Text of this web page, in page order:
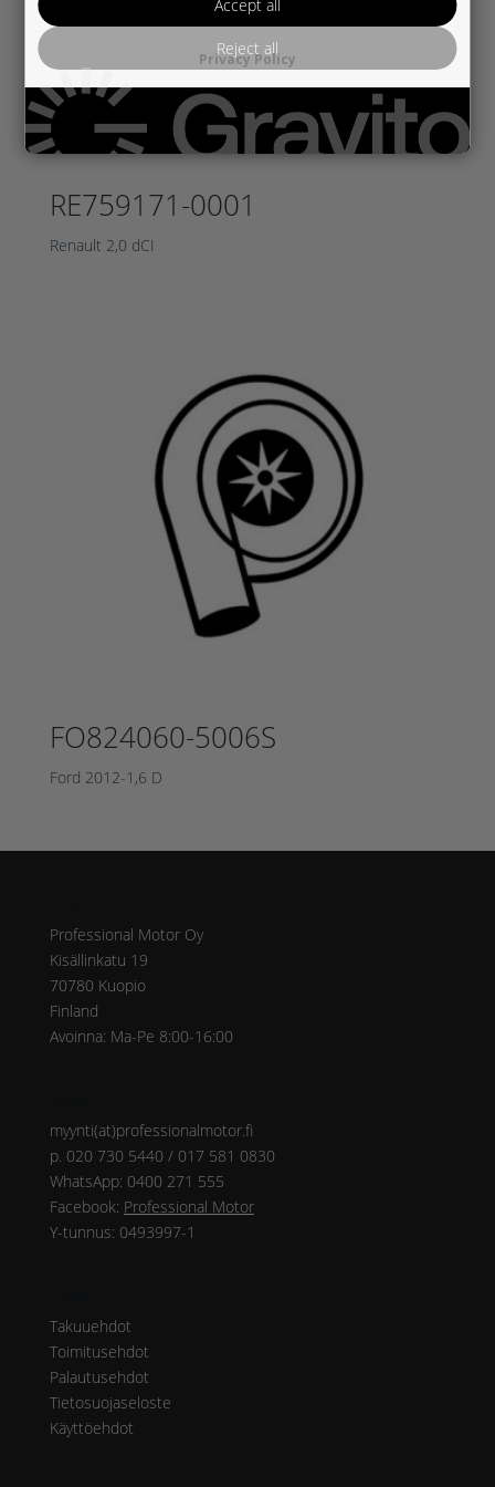
RE759171-0001
Renault 2,0 dCI
FO824060-5006S
Ford 2012-1,6 D
Professional Motor Oy
Kisällinkatu 19
70780 Kuopio
Finland
Avoinna: Ma-Pe 8:00-16:00
myynti(at)professionalmotor.fi
p. 020 730 5440 / 017 581 0830
WhatsApp: 0400 271 555
Facebook: Professional Motor
Y-tunnus: 0493997-1
Takuuehdot
Toimitusehdot
Palautusehdot
Tietosuojaseloste
Käyttöehdot
Accept all
Reject all
Privacy Policy